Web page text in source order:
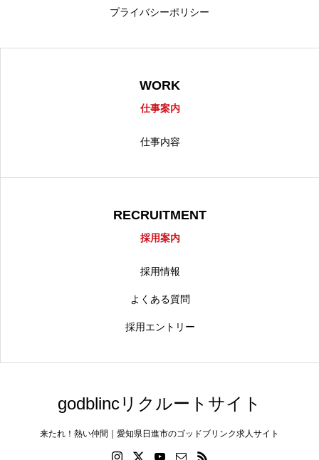
プライバシーポリシー
WORK
仕事案内
仕事内容
RECRUITMENT
採用案内
採用情報
よくある質問
採用エントリー
godblincリクルートサイト
来たれ！熱い仲間｜愛知県日進市のゴッドブリンク求人サイト